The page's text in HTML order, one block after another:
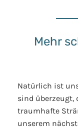
Mehr
Natürlich ist
sind überzeugt,
traumhafte
unserem